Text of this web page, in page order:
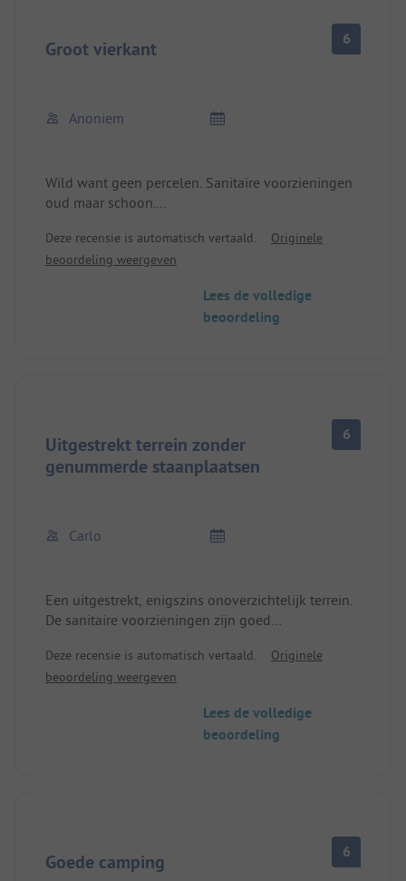
Groot vierkant 6
Anoniem
Wild want geen percelen. Sanitaire voorzieningen
oud maar schoon.
er maar 1 persoon aan de balie staat, die
tussendoor telefoontjes pleegt of je laat staan
met een beetje afstand staat er nog steeds
personeel te discussiëren!
Deze recensie is automatisch vertaald.
Originele
beoordeling weergeven
Lees de volledige
beoordeling
Uitgestrekt terrein zonder
genummerde staanplaatsen
6
Carlo
Een uitgestrekt, enigszins onoverzichtelijk terrein.
De sanitaire voorzieningen zijn goed
naar Albufeira. We zijn in het weekend
aangekomen en moesten 45 minuten wachten aan
Deze recensie is automatisch vertaald.
Originele
beoordeling weergeven
Lees de volledige
beoordeling
Goede camping 6